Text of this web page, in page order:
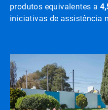
produtos equivalentes a
iniciativas de assistência